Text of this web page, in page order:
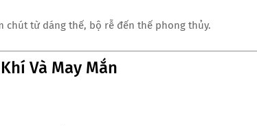
chút từ dáng thế, bộ rễ đến thế phong thủy.
Và May Mắn